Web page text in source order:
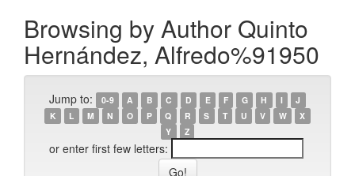
Browsing by Author Quinto
Hernández, Alfredo%91950
Jump to: 0-9 A B C D E F G H I
J
K
L M N O P Q R S T U V W
X
Y
Z
or enter first few letters: